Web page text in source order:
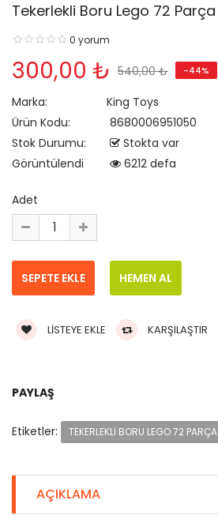
Tekerlekli Boru Lego 72 Parça
0 yorum
300,00 ₺ 540,00 ₺ -44%
Marka:
King Toys
Ürün Kodu:
8680006951050
Stok Durumu:
Stokta var
Görüntülendi
6212 defa
Adet
LISTEYE EKLE KARŞILAŞTIR
PAYLAŞ
Etiketler: TEKERLEKLI BORU LEGO 72 PARÇA
AÇIKLAMA